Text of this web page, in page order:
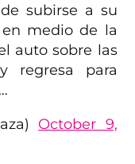
subirse a su
medio de la
auto sobre las
regresa para
October 9,